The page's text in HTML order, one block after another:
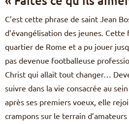
C’est cette phrase de saint Jean
d’évangélisation des jeunes.
quartier de Rome et a pu jouer
pas devenue footballeuse
Christ qui allait tout changer…
suivre dans la vie consacrée au
après ses premiers voeux, elle
crampons sur le terrain